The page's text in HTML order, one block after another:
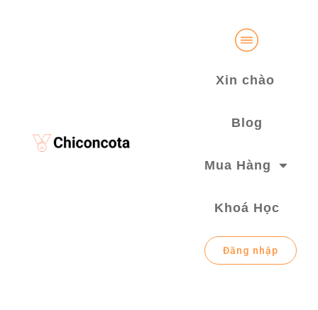
Xin chào
Blog
Mua Hàng
Khoá Học
Đăng nhập